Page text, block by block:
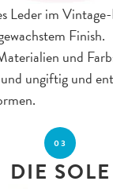
Leder im
Finish.
und
ungiftig und
03
DIE SOLE